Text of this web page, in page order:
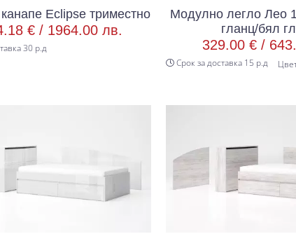
Eclipse триместно
€ / 1964.00 лв.
30 р.д
Модулно легло Лео
гланц/бял
329.00 € /
Срок за доставка 15 р.д